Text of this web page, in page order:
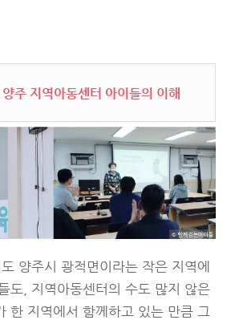
주 지역아동센터 아이들의 이해
양주시 광적면이라는 작은 지역에
도, 지역아동센터의 수도 많지 않은
한 지역에서 함께하고 있는 만큼 그